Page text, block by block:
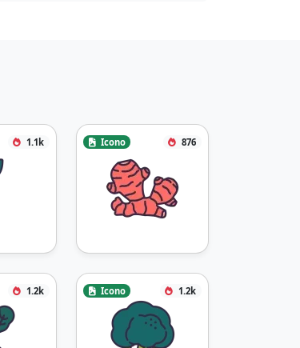
1.1k Icono 876
1.2k Icono 1.2k